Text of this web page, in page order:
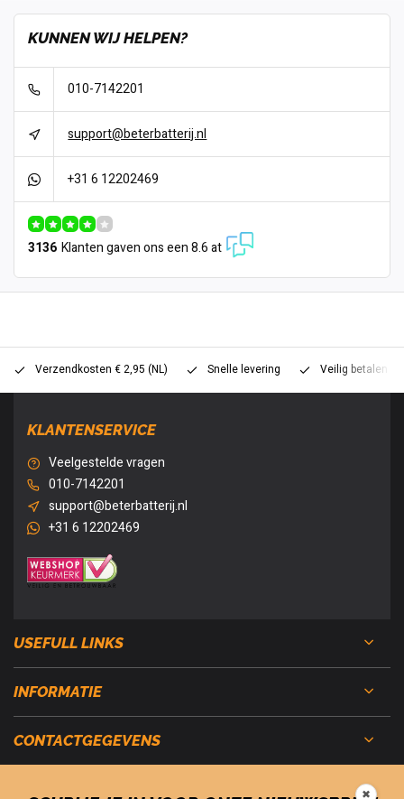
KUNNEN WIJ HELPEN?
010-7142201
support@beterbatterij.nl
+31 6 12202469
3136 Klanten gaven ons een 8.6 at
Verzendkosten € 2,95 (NL) Snelle levering Veilig betalen
KLANTENSERVICE
Veelgestelde vragen
010-7142201
support@beterbatterij.nl
+31 6 12202469
USEFULL LINKS
INFORMATIE
CONTACTGEGEVENS
✖